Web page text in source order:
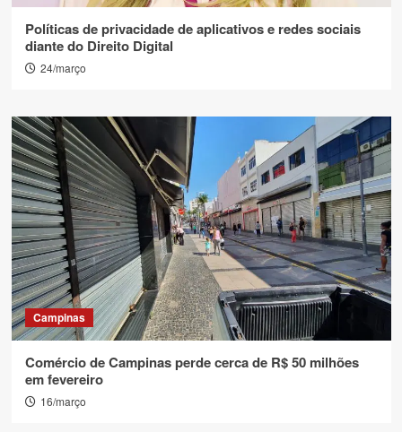
Políticas de privacidade de aplicativos e redes sociais
diante do Direito Digital
24/março
Campinas
Comércio de Campinas perde cerca de R$ 50 milhões
em fevereiro
16/março